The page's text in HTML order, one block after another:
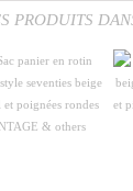
PRODUITS
& others